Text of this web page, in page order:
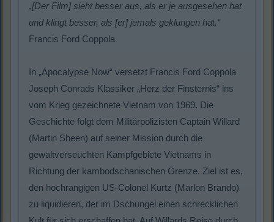
„[Der Film] sieht besser aus, als er je ausgesehen hat
und klingt besser, als [er] jemals geklungen hat.“
Francis Ford Coppola
In „Apocalypse Now“ versetzt Francis Ford Coppola
Joseph Conrads Klassiker „Herz der Finsternis“ ins
vom Krieg gezeichnete Vietnam von 1969. Die
Geschichte folgt dem Militärpolizisten Captain Willard
(Martin Sheen) auf seiner Mission durch die
gewaltverseuchten Kampfgebiete Vietnams in
Richtung der kambodschanischen Grenze. Ziel ist es,
den hochrangigen US-Colonel Kurtz (Marlon Brando)
zu liquidieren, der im Dschungel einen schrecklichen